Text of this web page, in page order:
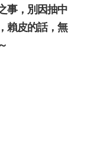
事，別因抽中
賴皮的話，無